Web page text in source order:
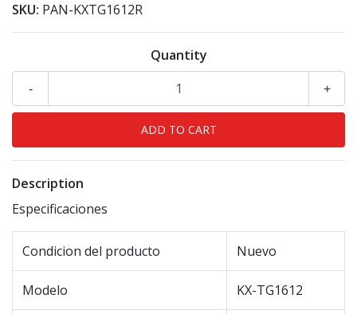
SKU: PAN-KXTG1612R
Quantity
+
-
Description
Especificaciones
Condicion del producto Nuevo
Modelo KX-TG1612